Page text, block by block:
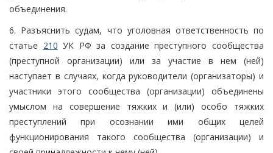
объединения.
6. Разъяснить судам, что уголовная ответственность по
статье 210 УК РФ за создание преступного сообщества
(преступной организации) или за участие в нем (ней)
наступает в случаях, когда руководители (организаторы) и
участники этого сообщества (организации) объединены
умыслом на совершение тяжких и (или) особо тяжких
преступлений при осознании ими общих целей
функционирования такого сообщества (организации) и